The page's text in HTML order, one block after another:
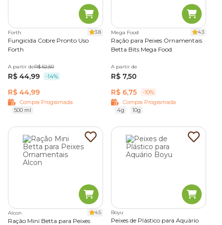
Forth 3.8
Fungicida Cobre Pronto Uso
Forth
A partir deR$ 52,50
R$ 44,99 -14%
R$ 44,99
Compra Programada
500 ml
Mega Food 4.3
Ração para Peixes Ornamentais
Betta Bits Mega Food
A partir de
R$ 7,50
R$ 6,75
-10%
Compra Programada
4g
10g
Alcon 4.5
Ração Mini Betta para Peixes
Boyu
Peixes de Plástico para Aquário